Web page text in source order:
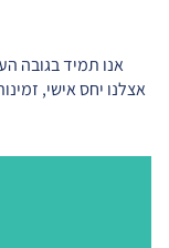
אנו תמיד בגובה
יחס אישי, זמינות